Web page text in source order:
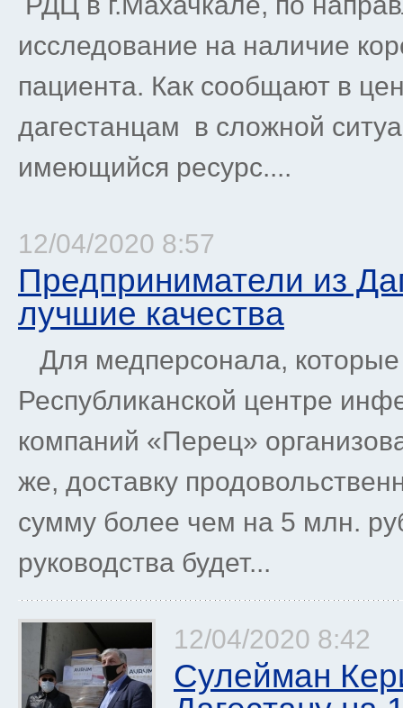
исследование на наличие
пациента. Как сообщают в
дагестанцам в сложной
имеющийся ресурс....
12/04/2020 8:57
Предприниматели из
лучшие качества
Для медперсонала,
Республиканской центре
компаний «Перец»
же, доставку
сумму более чем на 5 млн.
руководства будет...
12/04/2020 8:42
Сулейман